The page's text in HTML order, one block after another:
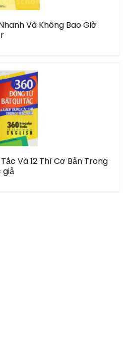
Và Không Bao Giờ
Và 12 Thì Cơ Bản Trong
giả